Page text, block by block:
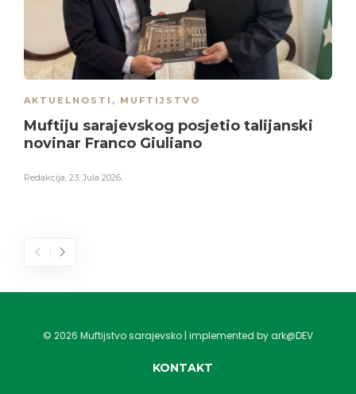
AKTUELNOSTI , MUFTIJSTVO
Muftiju sarajevskog posjetio talijanski
novinar Franco Giuliano
Redakcija, 23. Jula 2026.
© 2026 Muftijstvo sarajevsko | implemented by ark@DEV
KONTAKT